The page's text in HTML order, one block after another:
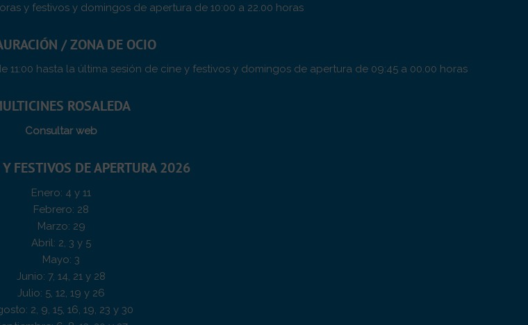
y festivos y domingos de apertura de 10:00 a 22.00 horas
/ ZONA DE OCIO
hasta la última sesión de cine y festivos y domingos de apertura de 09:45 a 00.00 horas
ROSALEDA
Consultar web
FESTIVOS DE APERTURA 2026
Enero: 4 y 11
Febrero: 28
Marzo: 29
Abril: 2, 3 y 5
Mayo: 3
Junio: 7, 14, 21 y 28
Julio: 5, 12, 19 y 26
2, 9, 15, 16, 19, 23 y 30